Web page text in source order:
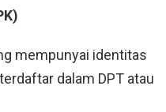
mempunyai identitas
dalam DPT atau